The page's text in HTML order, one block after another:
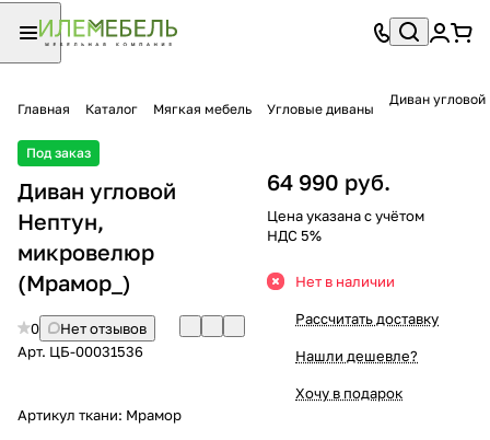
Главная Каталог Мягкая мебель Угловые диваны
Диван
Под заказ
Диван угловой
Нептун,
микровелюр
(Мрамор_)
0
Нет отзывов
Арт. ЦБ-00031536
Артикул ткани: Мрамор
64 990 руб.
Цена указана с учётом
НДС 5%
Нет в наличии
Рассчитать доставку
Нашли дешевле?
Хочу в подарок